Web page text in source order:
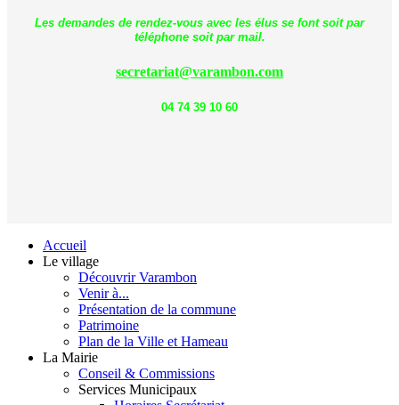
Les demandes de rendez-vous avec les élus se font soit par
téléphone soit par mail.
secretariat@varambon.com
04 74 39 10 60
Accueil
Le village
Découvrir Varambon
Venir à...
Présentation de la commune
Patrimoine
Plan de la Ville et Hameau
La Mairie
Conseil & Commissions
Services Municipaux